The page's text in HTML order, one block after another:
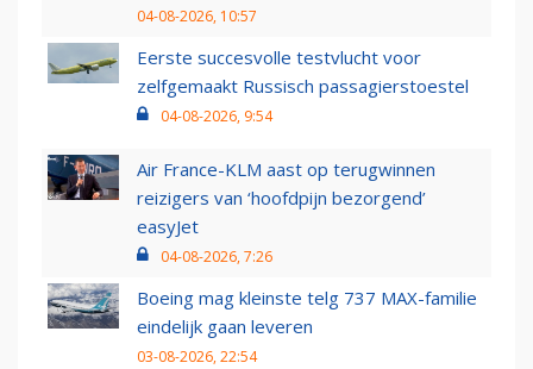
04-08-2026, 10:57
Eerste succesvolle testvlucht voor
zelfgemaakt Russisch passagierstoestel
04-08-2026, 9:54
Air France-KLM aast op terugwinnen
reizigers van ‘hoofdpijn bezorgend’
easyJet
04-08-2026, 7:26
Boeing mag kleinste telg 737 MAX-familie
eindelijk gaan leveren
03-08-2026, 22:54